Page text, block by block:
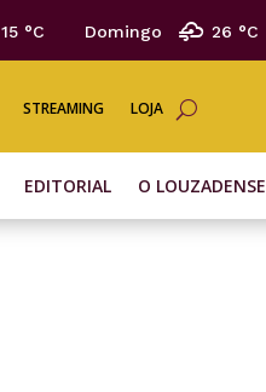
15 °C Domingo 26 °C
STREAMING LOJA
EDITORIAL O LOUZADENSE